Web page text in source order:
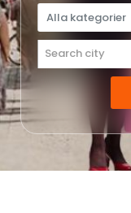
Alla kategorier
Alla
Boende
Hud och
Shopping
Mat och
Arenaer
Search city